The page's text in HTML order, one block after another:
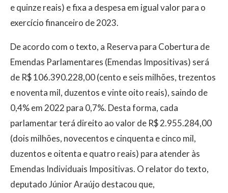
e quinze reais) e fixa a despesa em igual valor para o
exercício financeiro de 2023.
De acordo com o texto, a Reserva para Cobertura de
Emendas Parlamentares (Emendas Impositivas) será
de R$ 106.390.228,00 (cento e seis milhões, trezentos
e noventa mil, duzentos e vinte oito reais), saindo de
0,4% em 2022 para 0,7%. Desta forma, cada
parlamentar terá direito ao valor de R$ 2.955.284,00
(dois milhões, novecentos e cinquenta e cinco mil,
duzentos e oitenta e quatro reais) para atender às
Emendas Individuais Impositivas. O relator do texto,
deputado Júnior Araújo destacou que,